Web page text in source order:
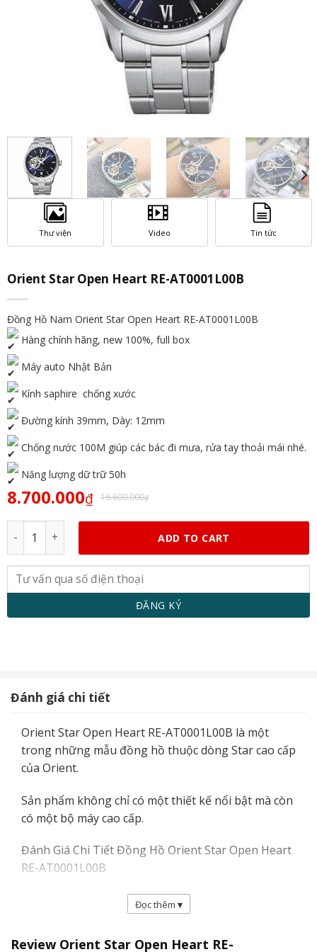
Thư viện Video Tin tức
Orient Star Open Heart RE-AT0001L00B
Đồng Hồ Nam Orient Star Open Heart RE-AT0001L00B
Hàng chính hãng, new 100%, full box
Máy auto Nhật Bản
Kính saphire chống xước
Đường kính 39mm, Dày: 12mm
Chống nước 100M giúp các bác đi mưa, rửa tay thoải mái nhé.
Năng lượng dữ trữ 50h
8.700.000₫ 16.600.000₫
ADD TO CART
Đánh giá chi tiết
Orient Star Open Heart RE-AT0001L00B là một
trong những mẫu đồng hồ thuộc dòng Star cao cấp
của Orient.
Sản phẩm không chỉ có một thiết kế nổi bật mà còn
có một bộ máy cao cấp.
Đánh Giá Chi Tiết Đồng Hồ Orient Star Open Heart
RE-AT0001L00B
Đọc thêm ▾
Review Orient Star Open Heart RE-